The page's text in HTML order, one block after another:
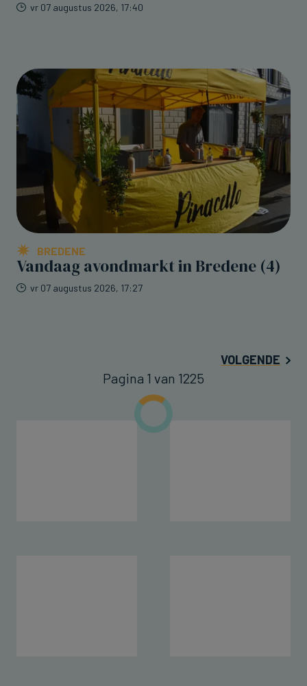
vr 07 augustus 2026, 17:40
BREDENE
Vandaag avondmarkt in Bredene (4)
vr 07 augustus 2026, 17:27
VOLGENDE
Pagina 1 van 1225